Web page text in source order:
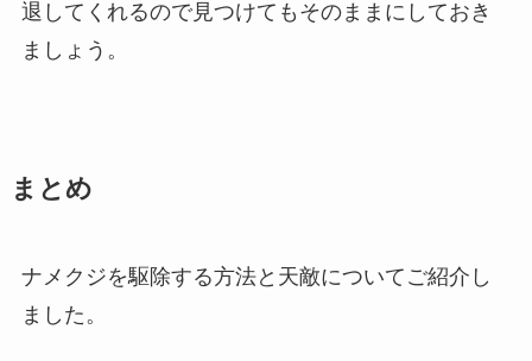
退してくれるので見つけてもそのままにしておき
ましょう。
まとめ
ナメクジを駆除する方法と天敵についてご紹介し
ました。